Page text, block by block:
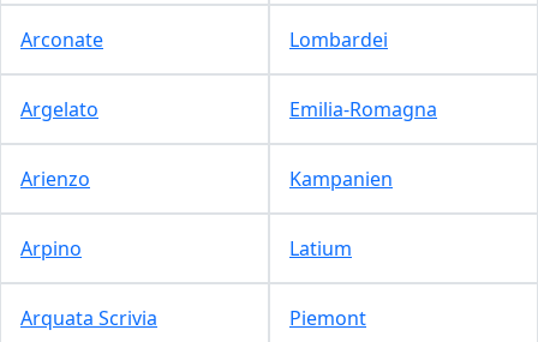
Arconate Lombardei
Argelato Emilia-Romagna
Arienzo Kampanien
Arpino Latium
Arquata Scrivia Piemont